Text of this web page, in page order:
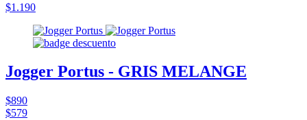
$1.190
Jogger Portus - GRIS MELANGE
$890
$579